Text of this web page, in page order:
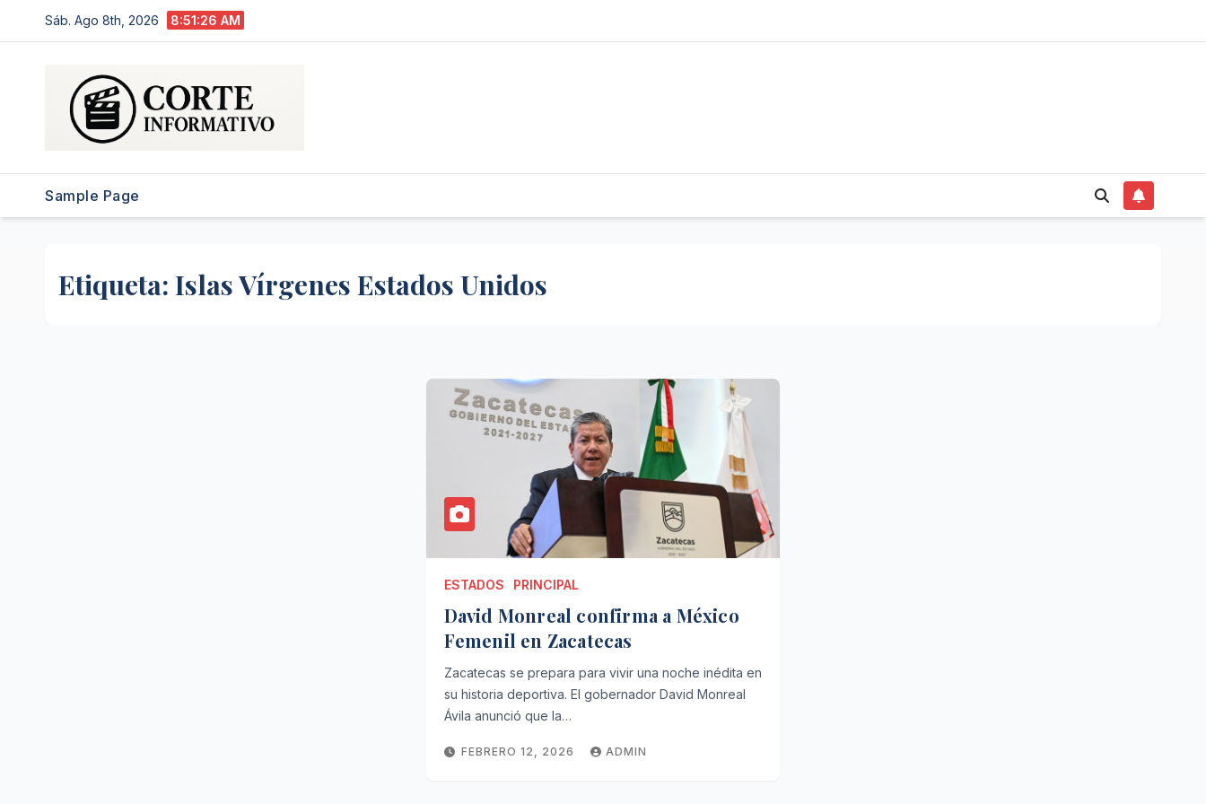
al
Sáb. Ago 8th, 2026 8:51:26 AM
Sample Page
Etiqueta: Islas Vírgenes Estados Unidos
ESTADOS PRINCIPAL
David Monreal confirma a México
Femenil en Zacatecas
Zacatecas se prepara para vivir una noche inédita en
su historia deportiva. El gobernador David Monreal
Ávila anunció que la…
FEBRERO 12, 2026 ADMIN